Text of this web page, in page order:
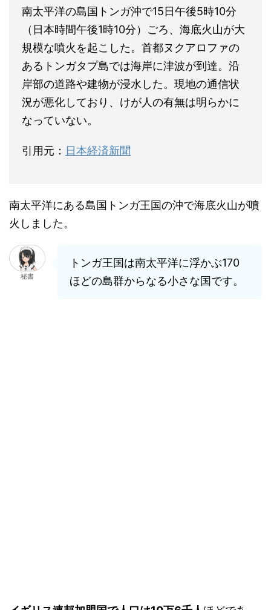
南太平洋の島国トンガ沖で15日午後5時10分
（日本時間午後1時10分）ごろ、海底火山が大
規模な噴火を起こした。首都ヌクアロファの
あるトンガタプ島では海岸に津波が到達。沿
岸部の道路や建物が浸水した。現地の通信状
況が悪化しており、けが人の有無は明らかに
なっていない。
引用元： 日本経済新聞
南太平洋にある島国トンガ王国の沖で海底火山が噴
火しました。
秘書
トンガ王国は南太平洋に浮かぶ170
ほどの島群からなる小さな国です。